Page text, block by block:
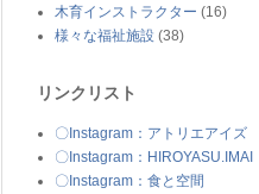
木育インストラクター (16)
様々な福祉施設 (38)
リンクリスト
〇Instagram：アトリエアイズ
〇Instagram：HIROYASU.IMAI
〇Instagram：食と空間